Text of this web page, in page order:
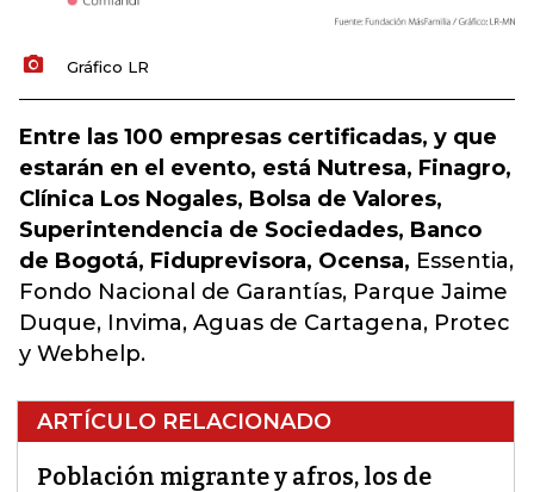
Gráfico LR
Entre las 100 empresas certificadas, y que
estarán en el evento, está Nutresa, Finagro,
Clínica Los Nogales, Bolsa de Valores,
Superintendencia de Sociedades, Banco
de Bogotá, Fiduprevisora, Ocensa, Essentia,
Fondo Nacional de Garantías, Parque Jaime
Duque, Invima, Aguas de Cartagena, Protec
y Webhelp.
ARTÍCULO RELACIONADO
Población migrante y afros, los de